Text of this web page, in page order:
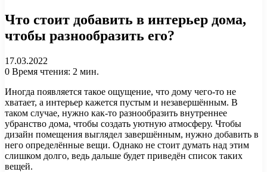
Что стоит добавить в интерьер дома,
чтобы разнообразить его?
17.03.2022
0 Время чтения: 2 мин.
Иногда появляется такое ощущение, что дому чего-то не
хватает, а интерьер кажется пустым и незавершённым. В
таком случае, нужно как-то разнообразить внутреннее
убранство дома, чтобы создать уютную атмосферу. Чтобы
дизайн помещения выглядел завершённым, нужно добавить в
него определённые вещи. Однако не стоит думать над этим
слишком долго, ведь дальше будет приведён список таких
вещей.